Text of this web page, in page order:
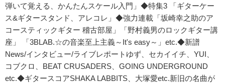
弾いて覚える、かんたんスケール入門」◆特集3 「ギターケー
ス&ギタースタンド、アレコレ」◆強力連載「坂崎幸之助のア
コースティックギター 稽古部屋」「野村義男のロックギター講
座」 「3BLAB.☆の音楽至上主義～It's easy～」etc.◆新譜
News/インタビュー/ライブレポートゆず、セカイイチ、YUI、
コブクロ、BEAT CRUSADERS、GOING UNDERGROUND
etc.◆ギタースコアSHAKA LABBITS、大塚愛etc.新旧の名曲が